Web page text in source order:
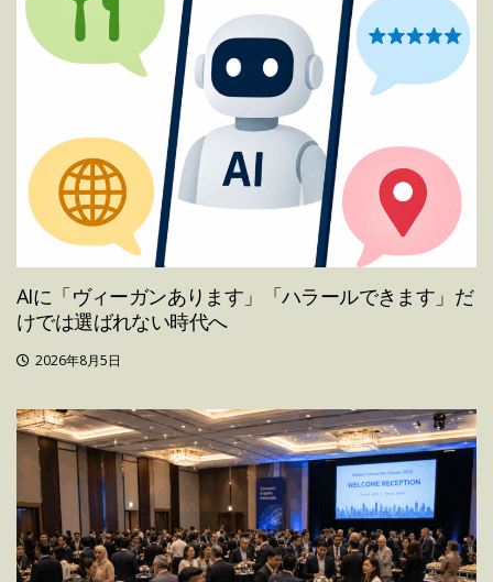
AIに「ヴィーガンあります」「ハラールできます」だ
けでは選ばれない時代へ
2026年8月5日